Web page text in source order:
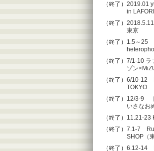
（終了）2019.01
in
（終了）
東京
（終了）1.5～
（終了）7/1-10
ゾン
（終了）6/10-12
TOKYO
（終了）12/3-9
いさなお
（終了）11.21-
（終了）7.1-7
SHOP（
（終了）6.12-14